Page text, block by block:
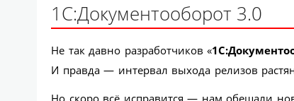
1С:Документооборот 3.0
Не так давно разработчиков «
И правда — интервал выхода релизов
Но скоро всё исправится — нам обещали